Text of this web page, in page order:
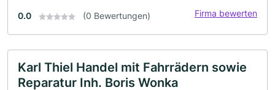
0.0 (0 Bewertungen) Firma bewerten
Karl Thiel Handel mit Fahrrädern sowie
Reparatur Inh. Boris Wonka